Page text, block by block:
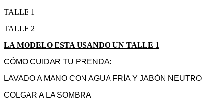
TALLE 1
TALLE 2
LA MODELO ESTA USANDO UN TALLE 1
CÓMO CUIDAR TU PRENDA:
LAVADO A MANO CON AGUA FRÍA Y JABÓN NEUTRO
COLGAR A LA SOMBRA